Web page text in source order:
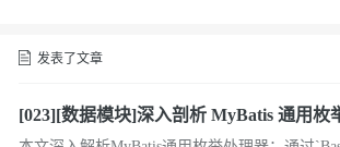
发表了文章
[023][数据模块]深入剖析 MyBatis 通用枚
num 与 BaseEnumTypeHandler 的设计与